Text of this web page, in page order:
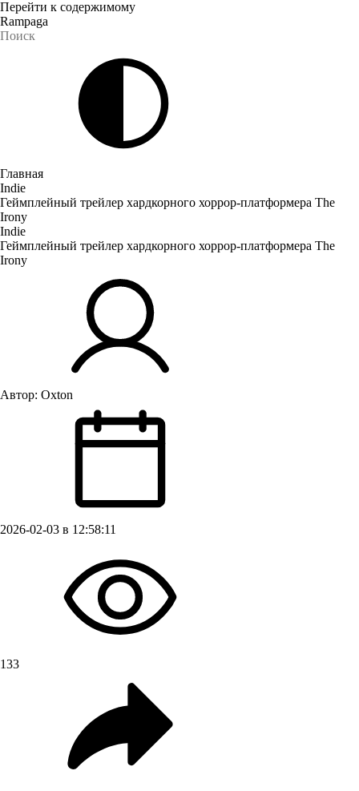
Перейти к содержимому
Rampaga
Главная
Indie
Геймплейный трейлер хардкорного хоррор-платформера The
Irony
Indie
Геймплейный трейлер хардкорного хоррор-платформера The
Irony
Автор: Oxton
2026-02-03 в 12:58:11
133